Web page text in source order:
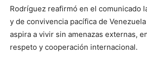
Rodríguez reafirmó en el comunicado
y de convivencia pacífica de
aspira a vivir sin amenazas externas,
respeto y cooperación internacional.